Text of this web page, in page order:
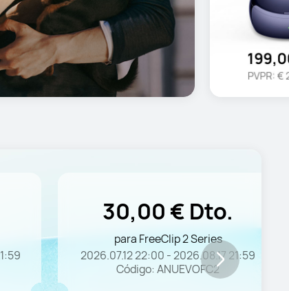
30,00 € Dto.
para FreeClip 2 Series
2026.07.12 22:00 - 2026.08.17 21:59
Código: ANUEVOFC2